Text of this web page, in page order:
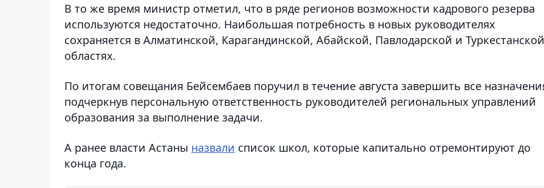
В то же время министр отметил, что в ряде регионов возможности кадрового резерва
используются недостаточно. Наибольшая потребность в новых руководителях
сохраняется в Алматинской, Карагандинской, Абайской, Павлодарской и Туркестанской
областях.
По итогам совещания Бейсембаев поручил в течение августа завершить все
подчеркнув персональную ответственность руководителей региональных управлений
образования за выполнение задачи.
А ранее власти Астаны назвали список школ, которые капитально отремонтируют до
конца года.